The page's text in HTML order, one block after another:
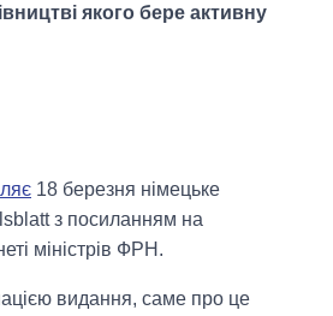
якого бере активну
18 березня німецьке
з посиланням на
міністрів ФРН.
видання, саме про це